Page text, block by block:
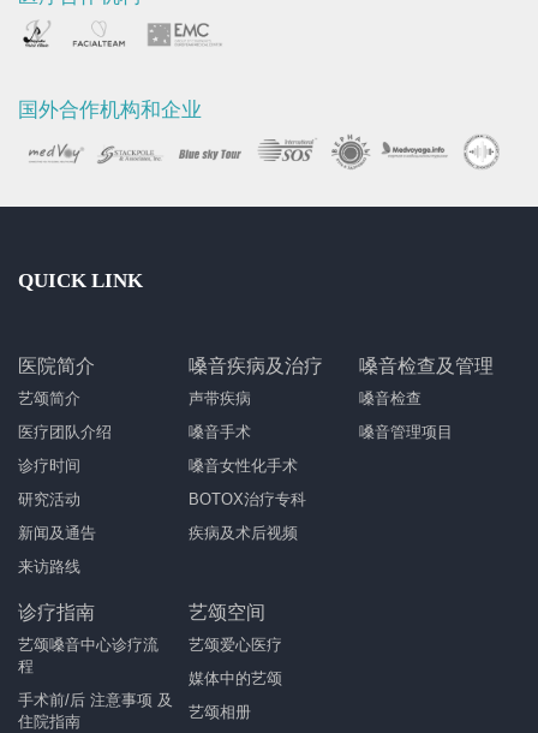
国外合作机构和企业
QUICK LINK
医院简介
艺颂简介
医疗团队介绍
诊疗时间
研究活动
新闻及通告
来访路线
嗓音疾病及治疗
声带疾病
嗓音手术
嗓音女性化手术
BOTOX治疗专科
疾病及术后视频
嗓音检查及管理
嗓音检查
嗓音管理项目
诊疗指南
艺颂嗓音中心诊疗流
程
手术前/后 注意事项 及
住院指南
艺颂空间
艺颂爱心医疗
媒体中的艺颂
艺颂相册